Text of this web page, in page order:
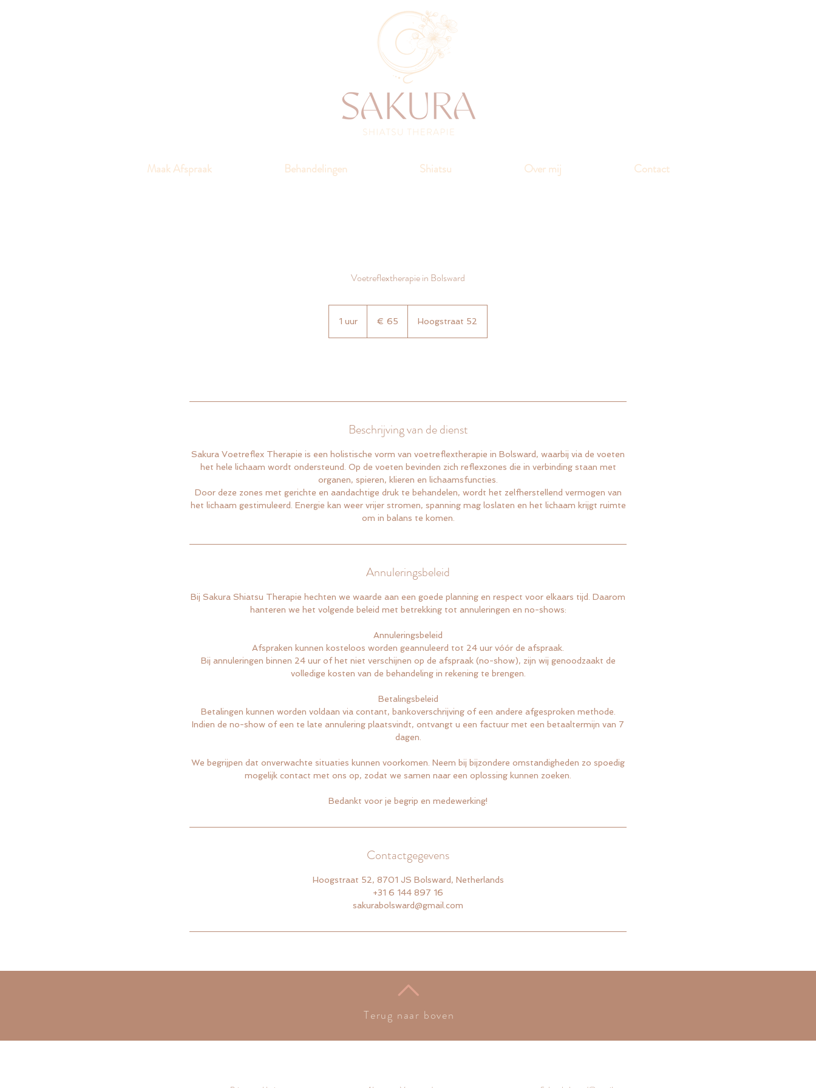
Maak Afspraak Behandelingen Shiatsu Over mij Contact
Voetreflextherapie in Bolsward
1 uur € 65 Hoogstraat 52
Beschrijving van de dienst
Sakura Voetreflex Therapie is een holistische vorm van voetreflextherapie in Bolsward, waarbij via de voeten
het hele lichaam wordt ondersteund. Op de voeten bevinden zich reflexzones die in verbinding staan met
organen, spieren, klieren en lichaamsfuncties.
Door deze zones met gerichte en aandachtige druk te behandelen, wordt het zelfherstellend vermogen van
het lichaam gestimuleerd. Energie kan weer vrijer stromen, spanning mag loslaten en het lichaam krijgt ruimte
om in balans te komen.
Annuleringsbeleid
Bij Sakura Shiatsu Therapie hechten we waarde aan een goede planning en respect voor elkaars tijd. Daarom
hanteren we het volgende beleid met betrekking tot annuleringen en no-shows:
Annuleringsbeleid
Afspraken kunnen kosteloos worden geannuleerd tot 24 uur vóór de afspraak.
Bij annuleringen binnen 24 uur of het niet verschijnen op de afspraak (no-show), zijn wij genoodzaakt de
volledige kosten van de behandeling in rekening te brengen.
Betalingsbeleid
Betalingen kunnen worden voldaan via contant, bankoverschrijving of een andere afgesproken methode.
Indien de no-show of een te late annulering plaatsvindt, ontvangt u een factuur met een betaaltermijn van 7
dagen.
We begrijpen dat onverwachte situaties kunnen voorkomen. Neem bij bijzondere omstandigheden zo spoedig
mogelijk contact met ons op, zodat we samen naar een oplossing kunnen zoeken.
Bedankt voor je begrip en medewerking!
Contactgegevens
Hoogstraat 52, 8701 JS Bolsward, Netherlands
+31 6 144 897 16
sakurabolsward@gmail.com
Terug naar boven